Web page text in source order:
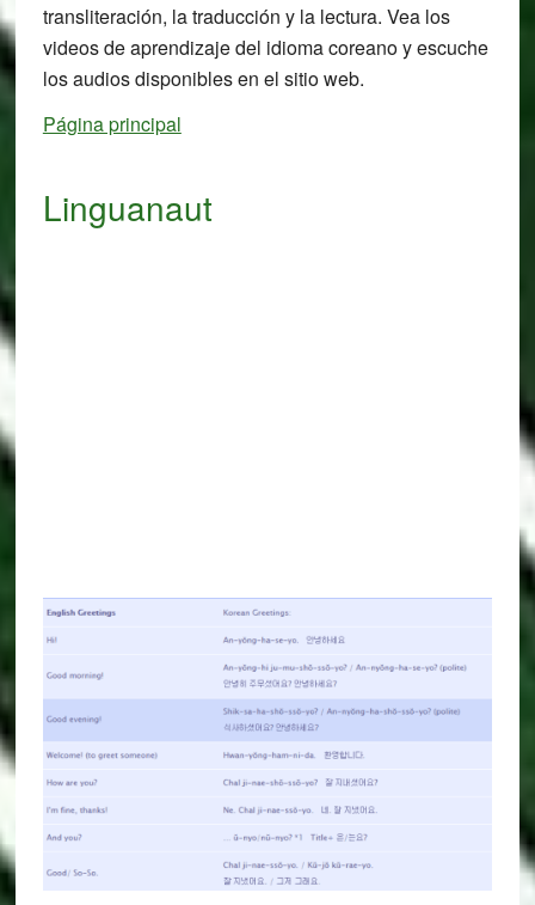
transliteración, la traducción y la lectura. Vea los
videos de aprendizaje del idioma coreano y escuche
los audios disponibles en el sitio web.
Página principal
Linguanaut